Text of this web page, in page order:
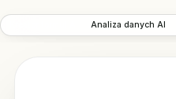
Analiza danych AI